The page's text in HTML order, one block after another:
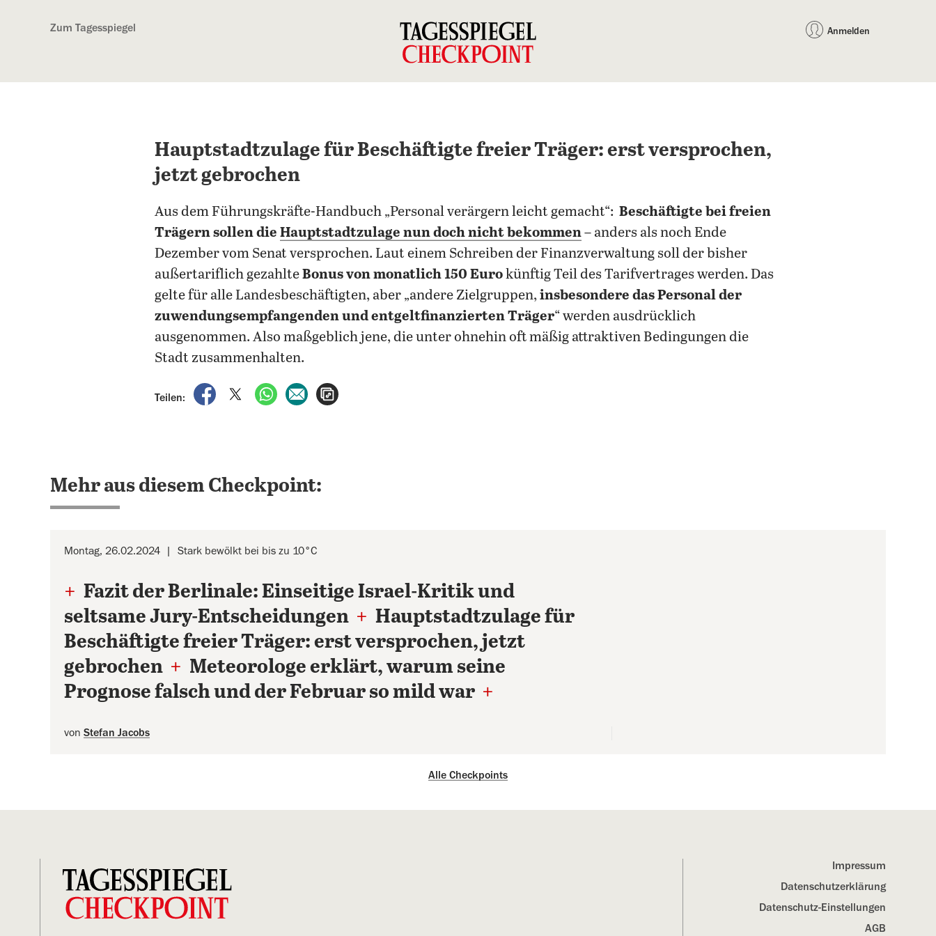
Zum Tagesspiegel Anmelden
Hauptstadtzulage für Beschäftigte freier Träger: erst versprochen,
jetzt gebrochen
Aus dem Führungskräfte-Handbuch „Personal verärgern leicht gemacht“: Beschäftigte bei freien
Trägern sollen die Hauptstadtzulage nun doch nicht bekommen– anders als noch Ende
Dezember vom Senat versprochen. Laut einem Schreiben der Finanzverwaltung soll der bisher
außertariflich gezahlteBonus von monatlich 150 Eurokünftig Teil des Tarifvertrages werden. Das
gelte für alle Landesbeschäftigten, aber „andere Zielgruppen,insbesondere das Personal der
zuwendungsempfangenden und entgeltfinanzierten Träger“ werden ausdrücklich
ausgenommen. Also maßgeblich jene, die unter ohnehin oft mäßig attraktiven Bedingungen die
Stadt zusammenhalten.
Teilen:
auf Facebook teilen
auf X teilenper WhatsApp teilen
per E-Mail teilen
Mehr aus diesem Checkpoint:
Montag, 26.02.2024 Stark bewölkt bei bis zu 10°C
+ Fazit der Berlinale: Einseitige Israel-Kritik und
seltsame Jury-Entscheidungen + Hauptstadtzulage für
Beschäftigte freier Träger: erst versprochen, jetzt
gebrochen + Meteorologe erklärt, warum seine
Prognose falsch und der Februar so mild war +
von Stefan Jacobs
Alle Checkpoints
Impressum
Datenschutz­erklärung
Datenschutz-Einstellungen
AGB